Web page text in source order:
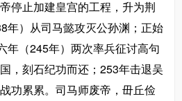
停止加建皇宫的工程，升为荆
年）从司马懿攻灭公孙渊；正始
年（245年）两次率兵征讨高句
，刻石纪功而还；253年击退吴
功累累。司马师废帝，毌丘俭